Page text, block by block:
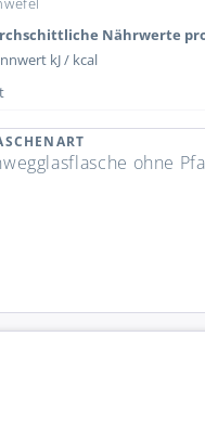
Nährwerte
kJ / kcal
ohne